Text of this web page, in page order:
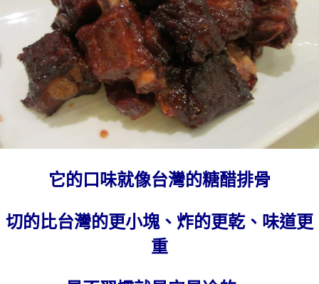
它的口味就像台灣的糖醋排骨
切的比台灣的更小塊、炸的更乾、味道更
重